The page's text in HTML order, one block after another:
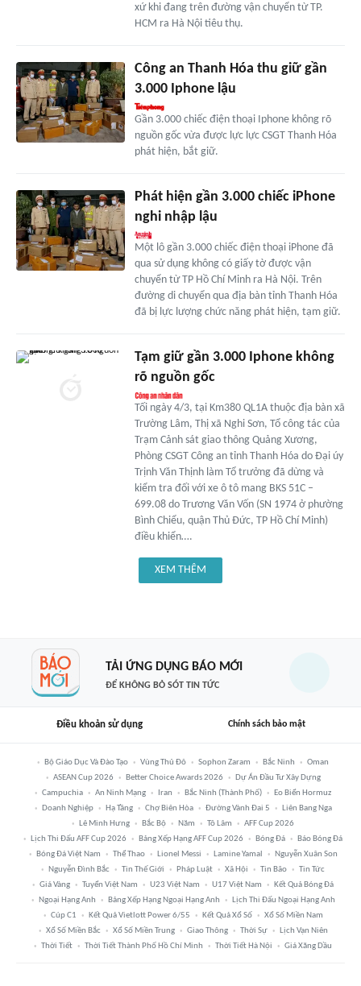
xứ khi đang trên đường vận chuyển từ TP.
HCM ra Hà Nội tiêu thụ.
Công an Thanh Hóa thu giữ gần
3.000 Iphone lậu
Gần 3.000 chiếc điện thoại Iphone không rõ
nguồn gốc vừa được lực lực CSGT Thanh Hóa
phát hiện, bắt giữ.
Phát hiện gần 3.000 chiếc iPhone
nghi nhập lậu
Một lô gần 3.000 chiếc điện thoại iPhone đã
qua sử dụng không có giấy tờ được vận
chuyển từ TP Hồ Chí Minh ra Hà Nội. Trên
đường di chuyển qua địa bàn tỉnh Thanh Hóa
đã bị lực lượng chức năng phát hiện, tạm giữ.
Tạm giữ gần 3.000 Iphone không
rõ nguồn gốc
Tối ngày 4/3, tại Km380 QL1A thuộc địa bàn xã
Trường Lâm, Thị xã Nghi Sơn, Tổ công tác của
Trạm Cảnh sát giao thông Quảng Xương,
Phòng CSGT Công an tỉnh Thanh Hóa do Đại úy
Trịnh Văn Thịnh làm Tổ trưởng đã dừng và
kiểm tra đối với xe ô tô mang BKS 51C –
699.08 do Trương Văn Vốn (SN 1974 ở phường
Bình Chiểu, quận Thủ Đức, TP Hồ Chí Minh)
điều khiển….
XEM THÊM
TẢI ỨNG DỤNG BÁO MỚI
ĐỂ KHÔNG BỎ SÓT TIN TỨC
Điều khoản sử dụng Chính sách bảo mật
Bộ Giáo Dục Và Đào Tạo Vùng Thủ Đô Sophon Zaram Bắc Ninh
Oman
ASEAN Cup 2026
Better Choice Awards 2026
Dự Án Đầu Tư Xây Dựng
Campuchia
An Ninh Mạng Iran Bắc Ninh (thành Phố)
Eo Biển Hormuz
Doanh Nghiệp
Hạ Tầng Chợ Biên Hòa Đường Vành Đai 5
Liên Bang Nga
Lê Minh Hưng
Bắc Bộ Năm Tô Lâm
AFF Cup 2026
Lịch Thi Đấu AFF Cup 2026
Bảng Xếp Hạng AFF Cup 2026 Bóng Đá
Báo Bóng Đá
Bóng Đá Việt Nam
Thể Thao Lionel Messi Lamine Yamal
Nguyễn Xuân Son
Nguyễn Đình Bắc
Tin Thế Giới Pháp Luật Xã Hội Tin Bão
Tin Tức
Giá Vàng
Tuyển Việt Nam U23 Việt Nam U17 Việt Nam
Kết Quả Bóng Đá
Ngoại Hạng Anh
Bảng Xếp Hạng Ngoại Hạng Anh
Lịch Thi Đấu Ngoại Hạng Anh
Cúp C1
Kết Quả Vietlott Power 6/55 Kết Quả Xổ Số
Xổ Số Miền Nam
Xổ Số Miền Bắc
Xổ Số Miền Trung Giao Thông Thời Sự
Lịch Vạn Niên
Thời Tiết
Thời Tiết Thành Phố Hồ Chí Minh Thời Tiết Hà Nội Giá Xăng Dầu